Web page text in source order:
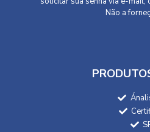
Não a